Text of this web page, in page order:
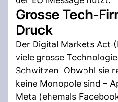
Grosse Tech-
Druck
Der Digital Markets Act
viele grosse
Schwitzen. Obwohl sie
keine Monopole sind –
Meta (ehemals